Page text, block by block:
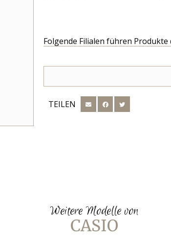
Folgende Filialen führen Produkte
TEILEN
Weitere Modelle von
CASIO